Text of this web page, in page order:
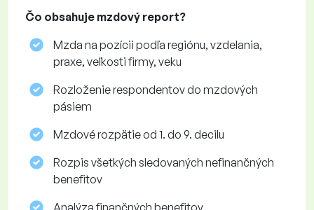
Čo obsahuje mzdový report?
Mzda na pozícii podľa regiónu, vzdelania,
praxe, veľkosti firmy, veku
Rozloženie respondentov do mzdových
pásiem
Mzdové rozpätie od 1. do 9. decilu
Rozpis všetkých sledovaných nefinančných
benefitov